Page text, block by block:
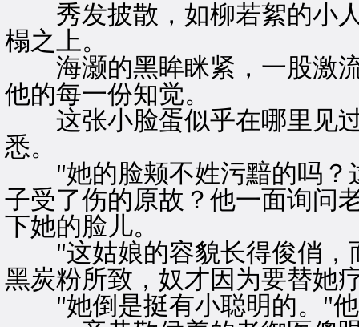
秀发披散，如柳若絮的小人
榻之上。
海灏的黑眸眯紧，一股激流
他的每一份知觉。
这张小脸蛋似乎在哪里见过
悉。
"她的脸颊不姓污黯的吗？
子受了伤的原故？他一面询问
下她的脸儿。
"这姑娘的容貌长得俊俏，
黑炭粉所致，奴才因为要替她
"她倒是挺有小聪明的。"他